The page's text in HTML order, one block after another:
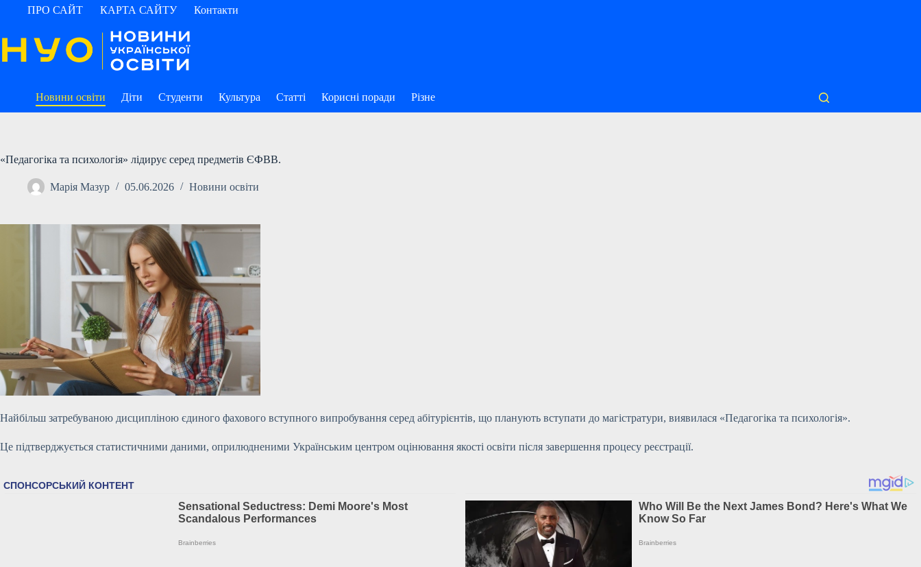
ПерейтиПРО САЙТ КАРТА САЙТУ Контакти
Новини освіти Діти Студенти Культура Статті Корисні поради Різне
«Педагогіка та психологія» лідирує серед предметів ЄФВВ.
Марія Мазур 05.06.2026 Новини освіти
Найбільш затребуваною дисципліною єдиного фахового вступного випробування серед абітурієнтів, що планують вступати до магістратури, виявилася «Педагогіка та психологія».
Це підтверджується статистичними даними, оприлюдненими Українським центром оцінювання якості освіти після завершення процесу реєстрації.